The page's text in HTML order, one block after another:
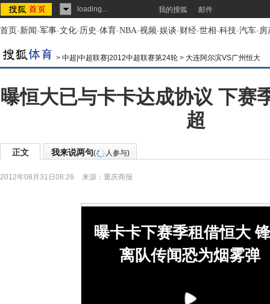
loading... 我的搜狐 邮件
首页-新闻-军事-文化-历史-体育-NBA-视频-娱谈-财经-世相-科技-汽车-房
> 中超|中超联赛|2012中超联赛第24轮 > 大连阿尔滨VS广州恒大
曝恒大已与卡卡达成协议 下赛
超
正文 我来说两句( 人参与)
2012年08月31日08:26 来源： 重庆商报
曝卡卡下赛季租借恒大
离队传闻恐为烟雾弹